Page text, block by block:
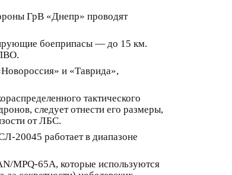
ГрВ «Днепр» проводят
боеприпасы — до 15 км.
и «Таврида»,
тактического
следует отнести его размеры,
от ЛБС.
20045 работает в диапазоне
MPQ-65A, которые используются